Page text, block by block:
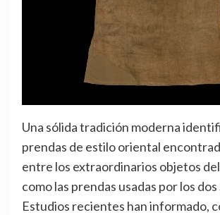
Una sólida tradición moderna
prendas de estilo oriental
entre los extraordinarios objetos del
como las prendas usadas por los dos
Estudios recientes han informado,